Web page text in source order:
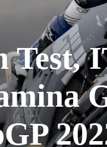
Test,